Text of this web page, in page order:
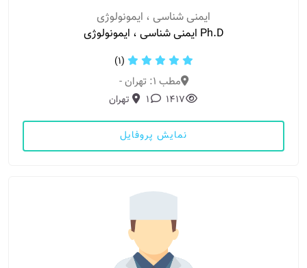
ایمنی شناسی ، ایمونولوژی
Ph.D ایمنی شناسی ، ایمونولوژی
(1)
مطب 1: تهران -
1417
1 تهران
نمایش پروفایل